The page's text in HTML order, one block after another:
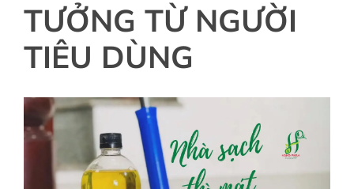
TƯỞNG TỪ NGƯỜI
TIÊU DÙNG